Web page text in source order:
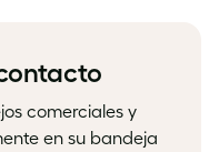
comerciales y
en su bandeja